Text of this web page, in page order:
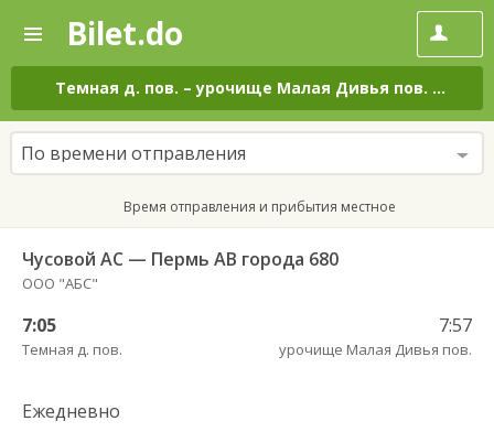
—
Поиск
и
покупка
билетов
на
автобус
онлайн
Bilet.do
Темная д. пов. –урочище Малая Дивья пов. на
По времени отправления
Время отправления и прибытия местное
Чусовой АС — Пермь АВ города 680
ООО "АБС"
7:05
Темная д. пов.
7:57
урочище Малая Дивья пов.
Ежедневно